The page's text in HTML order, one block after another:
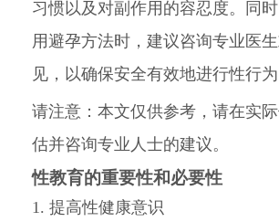
习惯以及对副作用的容忍度。同
用避孕方法时，建议咨询专业医
见，以确保安全有效地进行性行为
请注意：本文仅供参考，请在实
估并咨询专业人士的建议。
性教育的重要性和必要性
1. 提高性健康意识